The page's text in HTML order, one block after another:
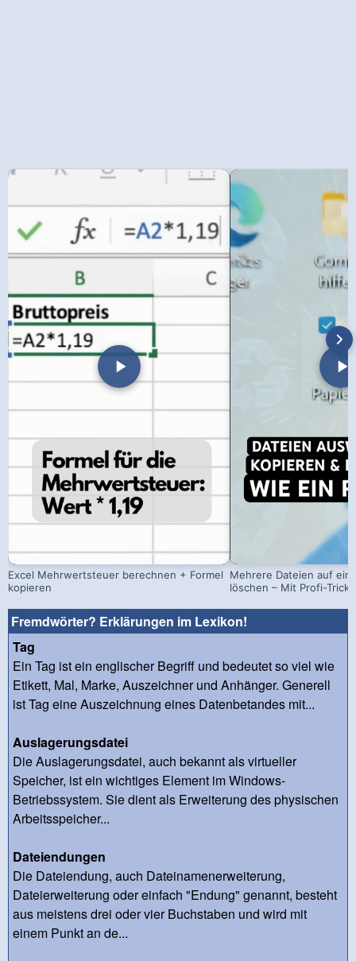
Excel Mehrwertsteuer berechnen + Formel
kopieren
Mehrere Dateien auf
löschen – Mit Profi-Trick!
Fremdwörter? Erklärungen im Lexikon!
Tag
Ein Tag ist ein englischer Begriff und bedeutet so viel wie
Etikett, Mal, Marke, Auszeichner und Anhänger. Generell
ist Tag eine Auszeichnung eines Datenbetandes mit...
Auslagerungsdatei
Die Auslagerungsdatei, auch bekannt als virtueller
Speicher, ist ein wichtiges Element im Windows-
Betriebssystem. Sie dient als Erweiterung des physischen
Arbeitsspeicher...
Dateiendungen
Die Dateiendung, auch Dateinamenerweiterung,
Dateierweiterung oder einfach "Endung" genannt, besteht
aus meistens drei oder vier Buchstaben und wird mit
einem Punkt an de...